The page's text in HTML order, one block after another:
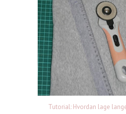
Tutorial: Hvordan lage